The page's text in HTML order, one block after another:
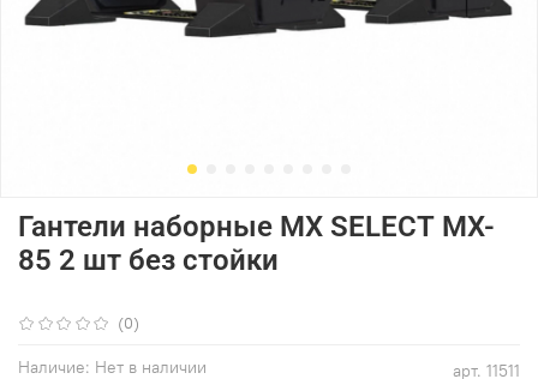
(0)
арт. 11511
Наличие: Нет в наличии
Гантели наборные MX SELECT MX-
85 2 шт без стойки